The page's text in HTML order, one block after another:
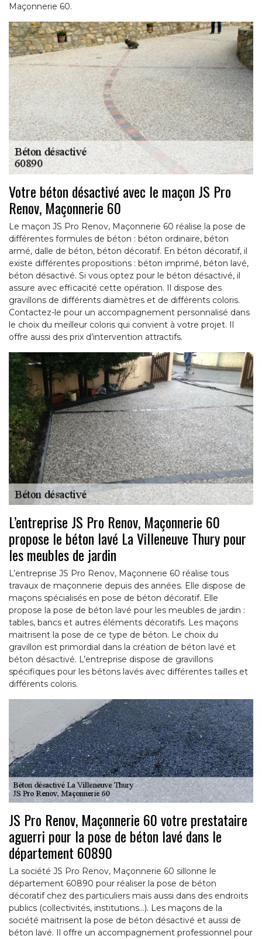
Maçonnerie 60.
Votre béton désactivé avec le maçon JS Pro
Renov, Maçonnerie 60
Le maçon JS Pro Renov, Maçonnerie 60 réalise la pose de
différentes formules de béton : béton ordinaire, béton
armé, dalle de béton, béton décoratif. En béton décoratif, il
existe différentes propositions : béton imprimé, béton lavé,
béton désactivé. Si vous optez pour le béton désactivé, il
assure avec efficacité cette opération. Il dispose des
gravillons de différents diamètres et de différents coloris.
Contactez-le pour un accompagnement personnalisé dans
le choix du meilleur coloris qui convient à votre projet. Il
offre aussi des prix d’intervention attractifs.
L’entreprise JS Pro Renov, Maçonnerie 60
propose le béton lavé La Villeneuve Thury pour
les meubles de jardin
L’entreprise JS Pro Renov, Maçonnerie 60 réalise tous
travaux de maçonnerie depuis des années. Elle dispose de
maçons spécialisés en pose de béton décoratif. Elle
propose la pose de béton lavé pour les meubles de jardin :
tables, bancs et autres éléments décoratifs. Les maçons
maitrisent la pose de ce type de béton. Le choix du
gravillon est primordial dans la création de béton lavé et
béton désactivé. L’entreprise dispose de gravillons
spécifiques pour les bétons lavés avec différentes tailles et
différents coloris.
JS Pro Renov, Maçonnerie 60 votre prestataire
aguerri pour la pose de béton lavé dans le
département 60890
La société JS Pro Renov, Maçonnerie 60 sillonne le
département 60890 pour réaliser la pose de béton
décoratif chez des particuliers mais aussi dans des endroits
publics (collectivités, institutions…). Les maçons de la
société maitrisent la pose de béton désactivé et aussi de
béton lavé. Il offre un accompagnement professionnel pour